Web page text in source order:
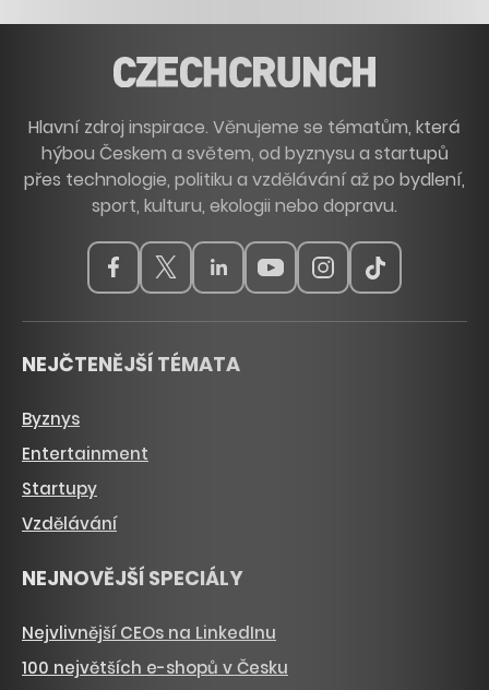
Hlavní zdroj inspirace. Věnujeme se tématům, která
hýbou Českem a světem, od byznysu a startupů
přes technologie, politiku a vzdělávání až po bydlení,
sport, kulturu, ekologii nebo dopravu.
NEJČTENĚJŠÍ TÉMATA
Byznys
Entertainment
Startupy
Vzdělávání
NEJNOVĚJŠÍ SPECIÁLY
Nejvlivnější CEOs na LinkedInu
100 největších e-shopů v Česku